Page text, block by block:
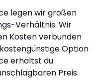
legen wir großen
Verhältnis. Wir
Kosten verbunden
Option
erhältst du
Preis.